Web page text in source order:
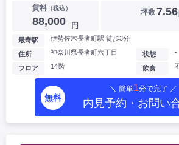
賃料 （税込）
88,000 円
坪数7.56
最寄駅 伊勢佐木長者町駅 徒歩3分
住所 神奈川県長者町六丁目
フロア 14階
状態 -
飲食
無料
＼ 簡単1分で完了 ／
内見予約・お問い